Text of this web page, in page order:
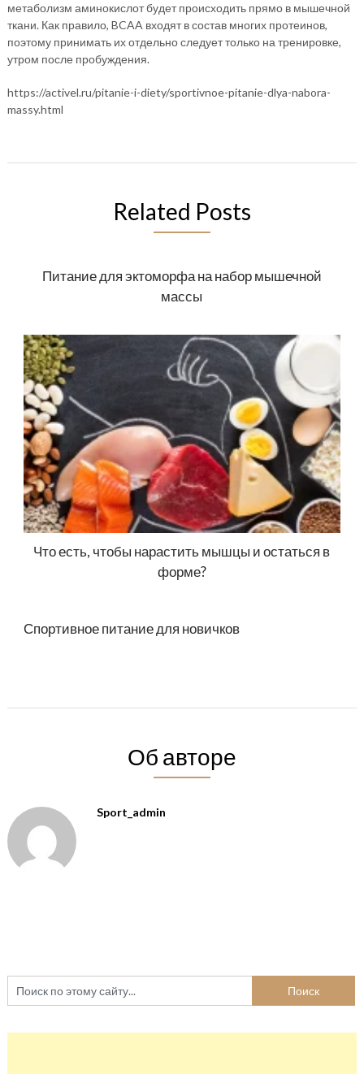
метаболизм аминокислот будет происходить прямо в мышечной
ткани. Как правило, BCAA входят в состав многих протеинов,
поэтому принимать их отдельно следует только на тренировке,
утром после пробуждения.
https://activel.ru/pitanie-i-diety/sportivnoe-pitanie-dlya-nabora-
massy.html
Related Posts
Питание для эктоморфа на набор мышечной
массы
Что есть, чтобы нарастить мышцы и остаться в
форме?
Спортивное питание для новичков
Об авторе
Sport_admin